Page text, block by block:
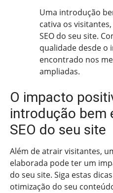
Uma introdução
cativa os
SEO do seu site.
qualidade desde o
encontrado nos
ampliadas.
O impacto
introdução bem
SEO do seu site
Além de atrair visitantes,
elaborada pode ter um
do seu site. Siga estas
otimização do seu